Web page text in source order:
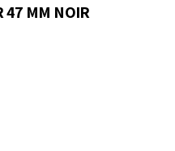
47 MM NOIR